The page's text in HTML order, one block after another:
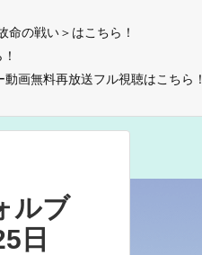
命の戦い＞はこちら！
画無料再放送フル視聴はこちら！
ルブ
日